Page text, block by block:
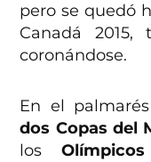
pero se quedó
Canadá
coronándose.
En el
dos Copas del
los